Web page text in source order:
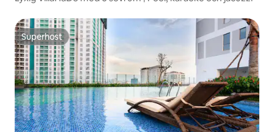
Superhost
Superhost